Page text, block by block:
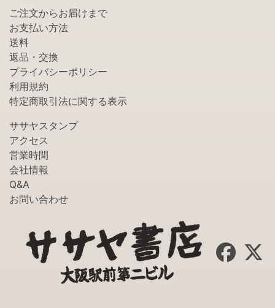
ご注文からお届けまで
お支払い方法
送料
返品・交換
プライバシーポリシー
利用規約
特定商取引法に関する表示
ササヤスタンプ
アクセス
営業時間
会社情報
Q&A
お問い合わせ